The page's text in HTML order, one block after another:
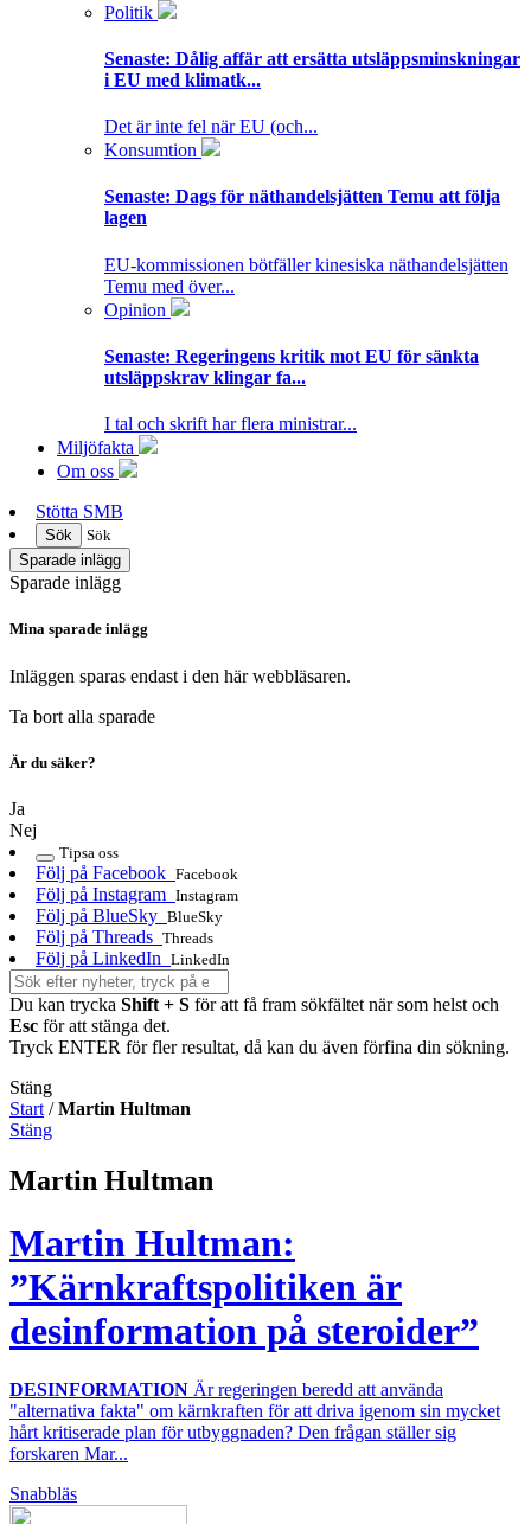
Politik
Senaste: Dålig affär att ersätta utsläppsminskningar
i EU med klimatk...
Det är inte fel när EU (och...
Konsumtion
Senaste: Dags för näthandelsjätten Temu att följa
lagen
EU-kommissionen bötfäller kinesiska näthandelsjätten
Temu med över...
Opinion
Senaste: Regeringens kritik mot EU för sänkta
utsläppskrav klingar fa...
I tal och skrift har flera ministrar...
Miljöfakta
Om oss
Stötta SMB
Sök
Sök
Sparade inlägg
Sparade inlägg
Mina sparade inlägg
Inläggen sparas endast i den här webbläsaren.
Ta bort alla sparade
Är du säker?
Ja
Nej
Tipsa oss
Följ på Facebook Facebook
Följ på Instagram Instagram
Följ på BlueSky BlueSky
Följ på Threads Threads
Följ på LinkedIn LinkedIn
Du kan trycka Shift + S för att få fram sökfältet när som helst och
Esc för att stänga det.
Tryck ENTER för fler resultat, då kan du även förfina din sökning.
Stäng
Start /Martin Hultman
Stäng
Martin Hultman
Martin Hultman:
”Kärnkraftspolitiken är
desinformation på steroider”
DESINFORMATION Är regeringen beredd att använda
"alternativa fakta" om kärnkraften för att driva igenom sin mycket
hårt kritiserade plan för utbyggnaden? Den frågan ställer sig
forskaren Mar...
Snabbläs